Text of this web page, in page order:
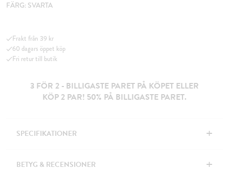
FÄRG: SVARTA
Frakt från 39 kr
60 dagars öppet köp
Fri retur till butik
3 FÖR 2 - BILLIGASTE PARET PÅ KÖPET ELLER
KÖP 2 PAR! 50% PÅ BILLIGASTE PARET.
SPECIFIKATIONER +
BETYG & RECENSIONER +